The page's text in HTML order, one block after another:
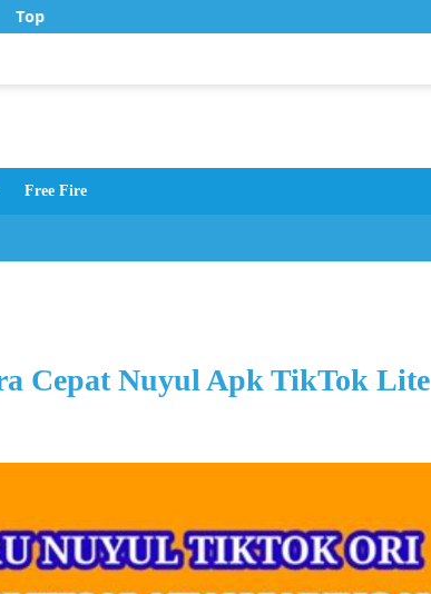
Top Up Murah di Zona Topup
Free Fire
Cepat Nuyul Apk TikTok Lite